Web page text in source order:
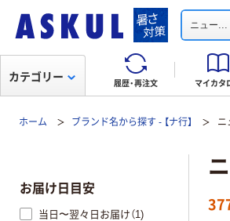
ニュー...
履歴・再注文 マイカタ
カテゴリー
ホーム ブランド名から探す - 【ナ行】 ニ
お届け日目安
当日〜翌々日お届け（1)